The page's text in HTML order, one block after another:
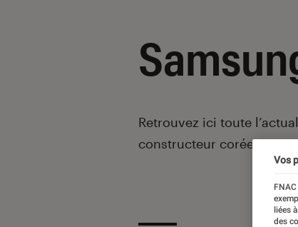
Introduction
Retrouvez ici toute
constructeur coréen
Vos
liées
des